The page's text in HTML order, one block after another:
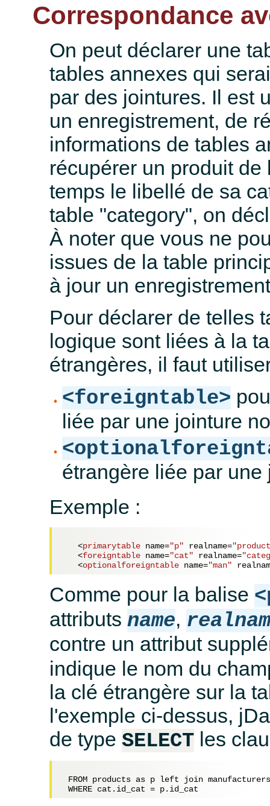
Correspondance
On peut déclarer une
tables annexes qui
par des jointures. Il est
un enregistrement, de
informations de tables
récupérer un produit
temps le libellé de sa
table "category", on
À noter que vous ne
issues de la table
à jour un
Pour déclarer de telles
logique sont liées à la
étrangères, il faut
<foreigntable>
liée par une jointure
étrangère liée par
Exemple :
<primarytable name="p" realname=
<foreigntable name="cat" realname=
<optionalforeigntable name="man"
Comme pour la balise
attributs name,
contre un attribut
indique le nom du
la clé étrangère sur la
l'exemple ci-dessus,
de typeSELECT les
FROM products as p left join